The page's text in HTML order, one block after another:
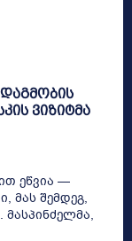
ვიზიტმა
ეწვია —
მას შემდეგ,
მასპინძელმა,